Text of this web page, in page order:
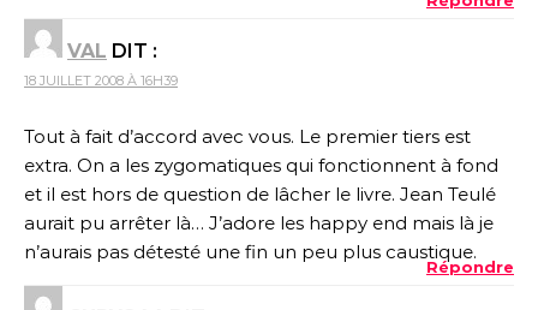
VAL DIT :
18 JUILLET 2008 À 16H39
Tout à fait d’accord avec vous. Le premier tiers est
extra. On a les zygomatiques qui fonctionnent à fond
et il est hors de question de lâcher le livre. Jean Teulé
aurait pu arrêter là… J’adore les happy end mais là je
n’aurais pas détesté une fin un peu plus caustique.
Répondre